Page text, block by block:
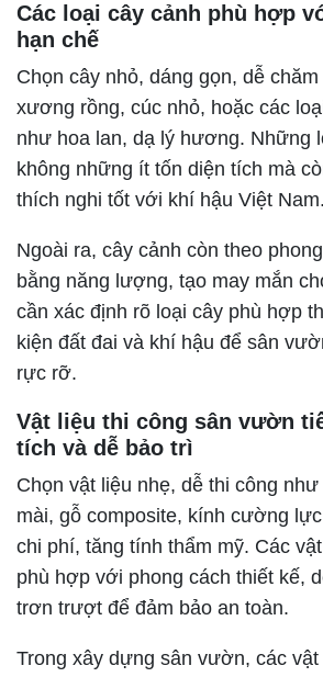
Các loại cây cảnh phù hợp
hạn chế
Chọn cây nhỏ, dáng gọn, dễ
xương rồng, cúc nhỏ, hoặc các
như hoa lan, dạ lý hương. Những
không những ít tốn diện tích mà
thích nghi tốt với khí hậu Việt Nam.
Ngoài ra, cây cảnh còn theo
bằng năng lượng, tạo may mắn
cần xác định rõ loại cây phù hợp
kiện đất đai và khí hậu để sân
rực rỡ.
Vật liệu thi công sân vườn
tích và dễ bảo trì
Chọn vật liệu nhẹ, dễ thi công
mài, gỗ composite, kính cường
chi phí, tăng tính thẩm mỹ. Các
phù hợp với phong cách thiết kế,
trơn trượt để đảm bảo an toàn.
Trong xây dựng sân vườn, các